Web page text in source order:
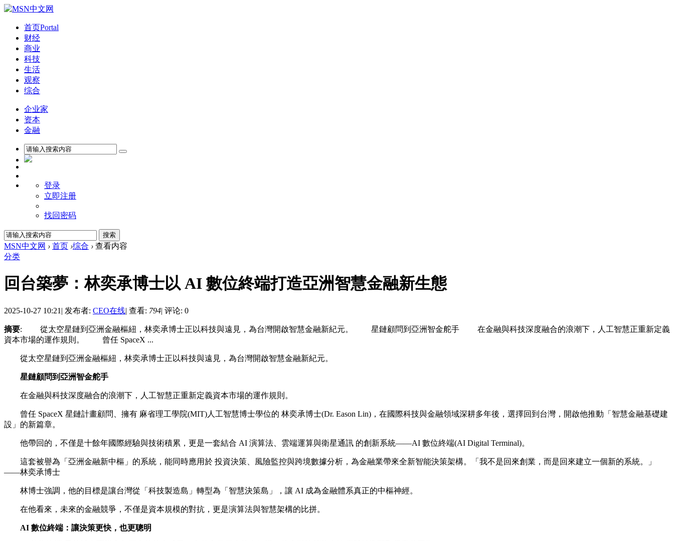
首页Portal
财经
商业
科技
生活
观察
综合
企业家
资本
金融
登录
立即注册
找回密码
MSN中文网 › 首页 ›综合 › 查看内容
分类
回台築夢：林奕承博士以 AI 數位終端打造亞洲智慧金融新生態
2025-10-27 10:21 | 发布者: CEO在线| 查看: 794| 评论: 0
摘要: 從太空星鏈到亞洲金融樞紐，林奕承博士正以科技與遠見，為台灣開啟智慧金融新紀元。 星鏈顧問到亞洲智金舵手 在金融與科技深度融合的浪潮下，人工智慧正重新定義
資本市場的運作規則。 曾任 SpaceX ...
從太空星鏈到亞洲金融樞紐，林奕承博士正以科技與遠見，為台灣開啟智慧金融新紀元。
星鏈顧問到亞洲智金舵手
在金融與科技深度融合的浪潮下，人工智慧正重新定義資本市場的運作規則。
曾任 SpaceX 星鏈計畫顧問、擁有 麻省理工學院(MIT)人工智慧博士學位的 林奕承博士(Dr. Eason Lin)，在國際科技與金融領域深耕多年後，選擇回到台灣，開啟他推動「智慧金融基礎建
設」的新篇章。
他帶回的，不僅是十餘年國際經驗與技術積累，更是一套結合 AI 演算法、雲端運算與衛星通訊 的創新系統——AI 數位終端(AI Digital Terminal)。
這套被譽為「亞洲金融新中樞」的系統，能同時應用於 投資決策、風險監控與跨境數據分析，為金融業帶來全新智能決策架構。「我不是回來創業，而是回來建立一個新的系統。」
——林奕承博士
林博士強調，他的目標是讓台灣從「科技製造島」轉型為「智慧決策島」，讓 AI 成為金融體系真正的中樞神經。
在他看來，未來的金融競爭，不僅是資本規模的對抗，更是演算法與智慧架構的比拼。
AI 數位終端：讓決策更快，也更聰明